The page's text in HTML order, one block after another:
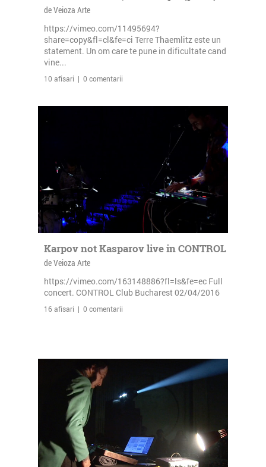
de Veioza Arte
https://vimeo.com/11495694?
share=copy&fl=cl&fe=ci Terre Thaemlitz este un
statement. Un om care te pune in dificultate cand
vine...
10 afisari | 0 comentarii
Karpov not Kasparov live in CONTROL
de Veioza Arte
https://vimeo.com/163148886?fl=ls&fe=ec Full
concert. CONTROL Club Bucharest 02/04/2016
16 afisari | 0 comentarii